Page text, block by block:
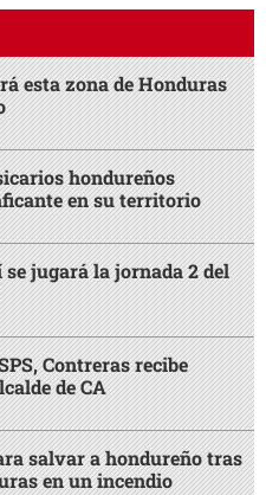
esta zona de Honduras
hondureños
en su territorio
jugará la jornada 2 del
Contreras recibe
de CA
salvar a hondureño tras
en un incendio